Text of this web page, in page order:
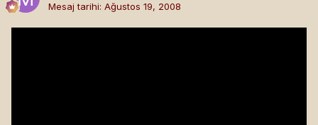
Mesaj tarihi: Ağustos 19, 2008